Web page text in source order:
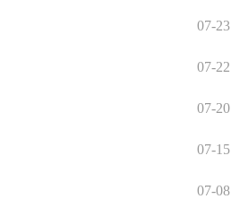
07-23
07-22
07-20
07-15
07-08